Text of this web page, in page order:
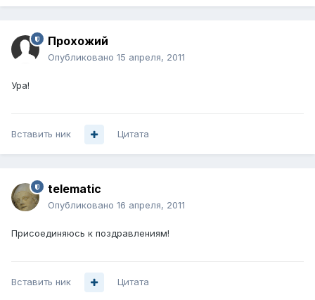
Прохожий
Опубликовано 15 апреля, 2011
Ура!
Вставить ник Цитата
telematic
Опубликовано 16 апреля, 2011
Присоединяюсь к поздравлениям!
Вставить ник Цитата